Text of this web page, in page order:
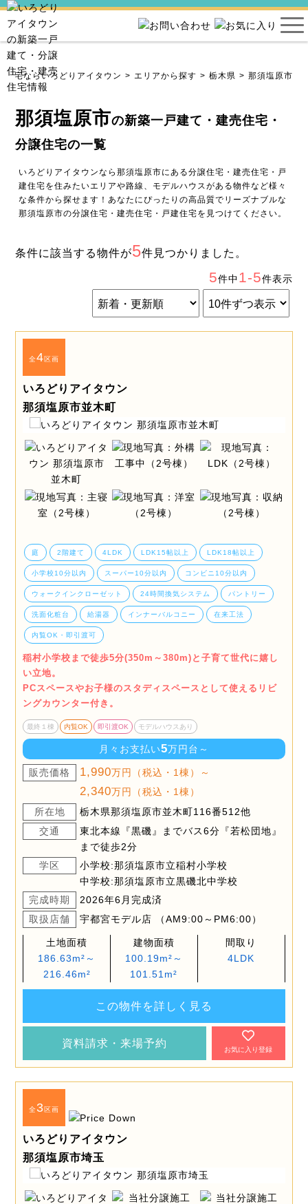
住宅ならいろどりアイタウン エリアから探す 栃木県 那須塩原市
那須塩原市の新築一戸建て・建売住宅・
分譲住宅の一覧
いろどりアイタウンなら那須塩原市にある分譲住宅・建売住宅・戸
建住宅を住みたいエリアや路線、モデルハウスがある物件など様々
な条件から探せます！あなたにぴったりの高品質でリーズナブルな
那須塩原市の分譲住宅・建売住宅・戸建住宅を見つけてください。
条件に該当する物件が5件見つかりました。
5件中1-5件表示
全4区画
いろどりアイタウン
那須塩原市並木町
庭 2階建て 4LDK LDK15帖以上 LDK18帖以上
小学校10分以内 スーパー10分以内 コンビニ10分以内
ウォークインクローゼット 24時間換気システム パントリー
洗面化粧台 給湯器 インナーバルコニー 在来工法
内覧OK・即引渡可
稲村小学校まで徒歩5分(350m～380m)と子育て世代に嬉し
い立地。
PCスペースやお子様のスタディスペースとして使えるリビ
ングカウンター付き。
最終１棟 内覧OK 即引渡OK モデルハウスあり
月々お支払い5万円台～
販売価格 1,990万円（税込・1棟）～
2,340万円（税込・1棟）
所在地
栃木県那須塩原市並木町116番512他
交通
東北本線『黒磯』までバス6分『若松団地』
まで徒歩2分
学区
小学校:那須塩原市立稲村小学校
中学校:那須塩原市立黒磯北中学校
完成時期
2026年6月完成済
取扱店舗
宇都宮モデル店 （AM9:00～PM6:00）
土地面積
186.63m²～
216.46m²
建物面積
100.19m²～
101.51m²
間取り
4LDK
この物件を詳しく見る
資料請求・来場予約
お気に入り登録
全3区画
いろどりアイタウン
那須塩原市埼玉